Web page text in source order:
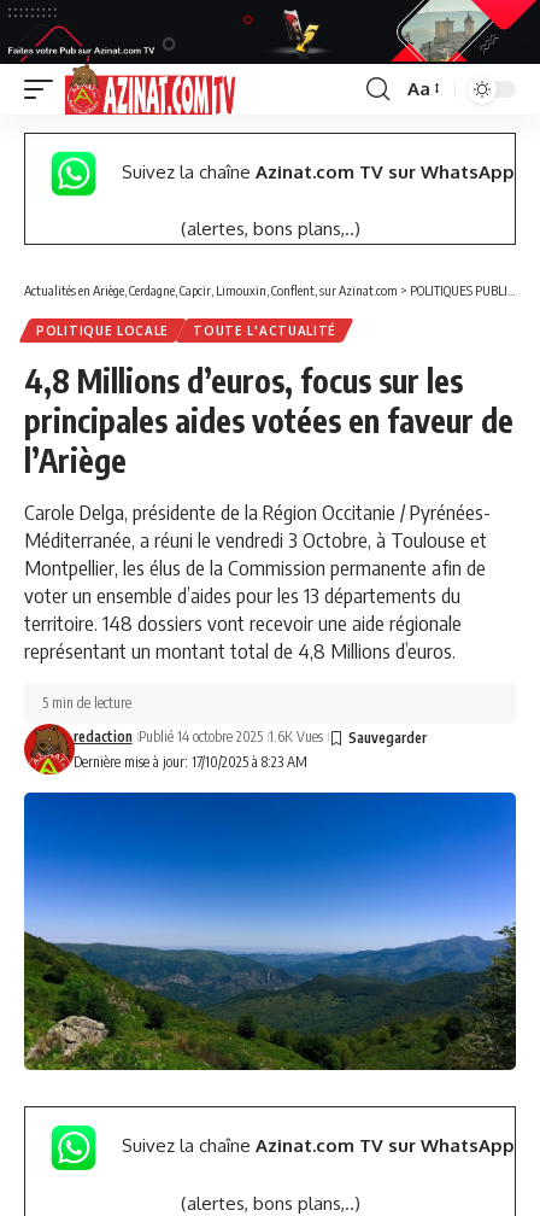
Font
Resizer
Aa
Suivez la chaîne Azinat.com TV sur WhatsApp
(alertes, bons plans,..)
Actualités en Ariège, Cerdagne, Capcir, Limouxin, Conflent, sur Azinat.com > POLITIQUES PUBLIQUES
POLITIQUE LOCALE TOUTE L'ACTUALITÉ
4,8 Millions d’euros, focus sur les
principales aides votées en faveur de
l’Ariège
Carole Delga, présidente de la Région Occitanie / Pyrénées-
Méditerranée, a réuni le vendredi 3 Octobre, à Toulouse et
Montpellier, les élus de la Commission permanente afin de
voter un ensemble d’aides pour les 13 départements du
territoire. 148 dossiers vont recevoir une aide régionale
représentant un montant total de 4,8 Millions d’euros.
Dernière mise à jour: 17/10/2025 à 8:23 AM
redaction Publié 14 octobre 2025 1.6K Vues
5 min de lecture
Suivez la chaîne Azinat.com TV sur WhatsApp
(alertes, bons plans,..)